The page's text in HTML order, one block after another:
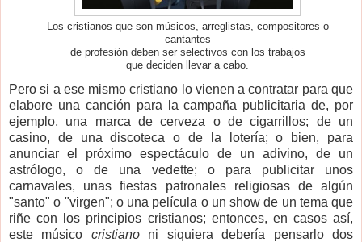
Los cristianos que son músicos, arreglistas, compositores o
cantantes
de profesión deben ser selectivos con los trabajos
que deciden llevar a cabo.
Pero si a ese mismo cristiano lo vienen a contratar para que
elabore una canción para la campaña publicitaria de, por
ejemplo, una marca de cerveza o de cigarrillos; de un
casino, de una discoteca o de la lotería; o bien, para
anunciar el próximo espectáculo de un adivino, de un
astrólogo, o de una vedette; o para publicitar unos
carnavales, unas fiestas patronales religiosas de algún
"santo" o "virgen"; o una película o un show de un tema que
riñe con los principios cristianos; entonces, en casos así,
este músico cristianoni siquiera debería pensarlo dos